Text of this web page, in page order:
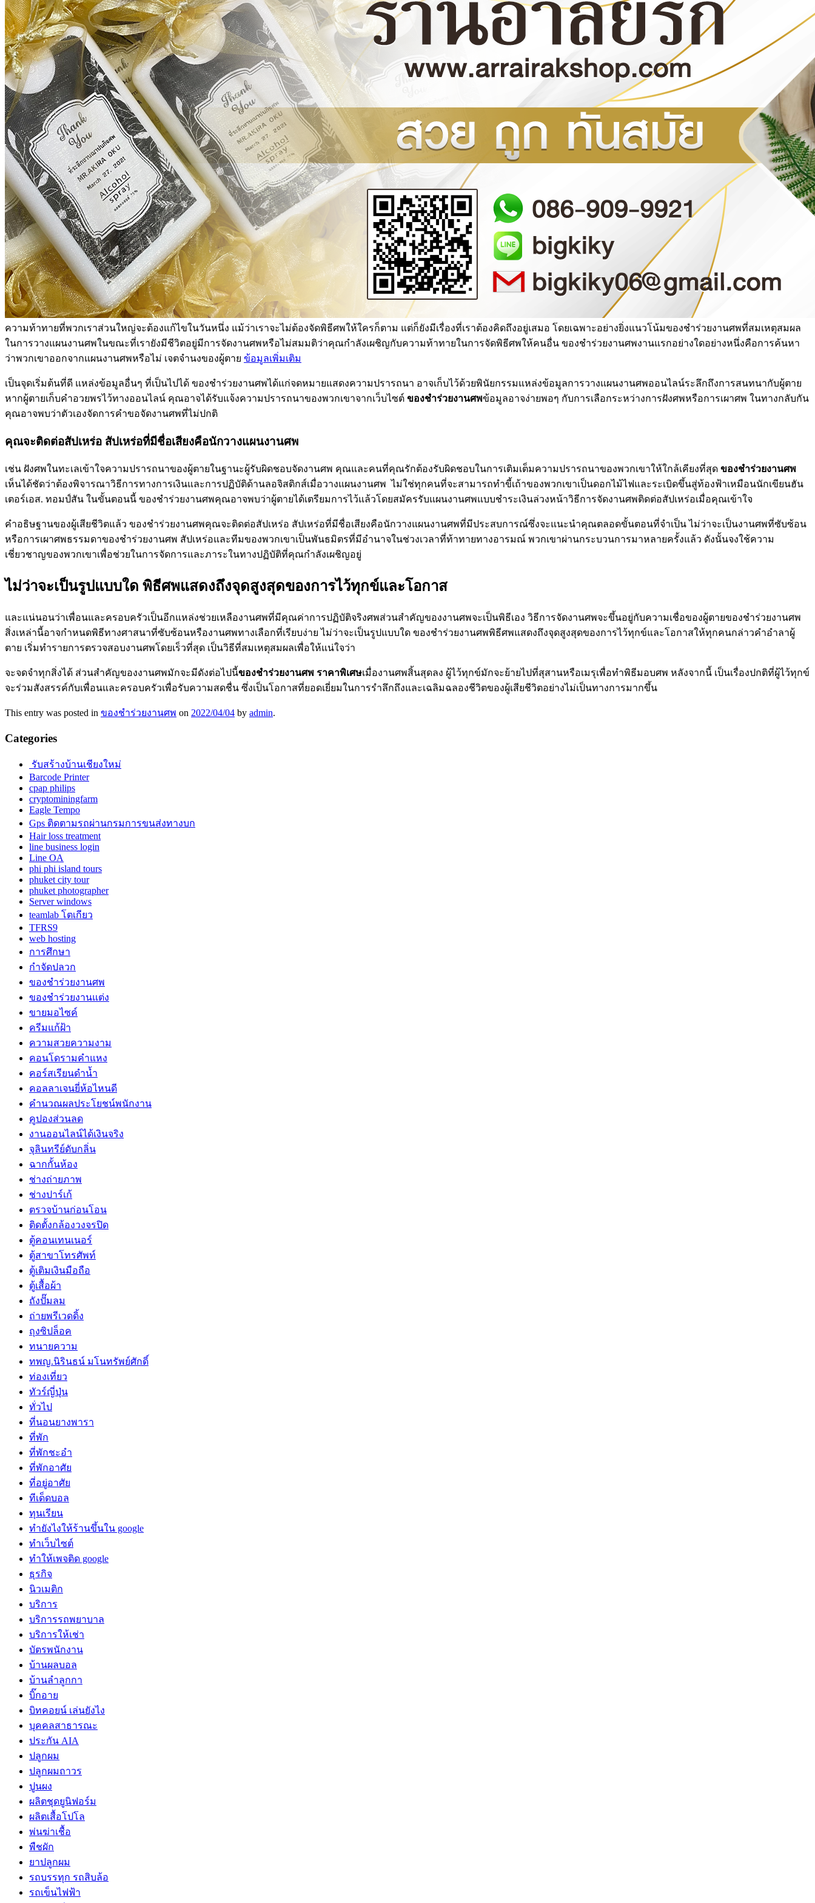
ความท้าทายที่พวกเราส่วนใหญ่จะต้องแก้ไขในวันหนึ่ง แม้ว่าเราจะไม่ต้องจัดพิธีศพให้ใครก็ตาม แต่ก็ยังมีเรื่องที่เราต้องคิดถึงอยู่เสมอ โดยเฉพาะอย่างยิ่งแนวโน้มของชำร่วยงานศพที่สมเหตุสมผล
ในการวางแผนงานศพในขณะที่เรายังมีชีวิตอยู่มีการจัดงานศพหรือไม่สมมติว่าคุณกำลังเผชิญกับความท้าทายในการจัดพิธีศพให้คนอื่น ของชำร่วยงานศพงานแรกอย่างใดอย่างหนึ่งคือการค้นหา
ว่าพวกเขาออกจากแผนงานศพหรือไม่ เจตจำนงของผู้ตาย ข้อมูลเพิ่มเติม
เป็นจุดเริ่มต้นที่ดี แหล่งข้อมูลอื่นๆ ที่เป็นไปได้ ของชำร่วยงานศพได้แก่จดหมายแสดงความปรารถนา อาจเก็บไว้ด้วยพินัยกรรมแหล่งข้อมูลการวางแผนงานศพออนไลน์ระลึกถึงการสนทนากับผู้ตาย
หากผู้ตายเก็บคำอวยพรไว้ทางออนไลน์ คุณอาจได้รับแจ้งความปรารถนาของพวกเขาจากเว็บไซต์ ของชำร่วยงานศพข้อมูลอาจง่ายพอๆ กับการเลือกระหว่างการฝังศพหรือการเผาศพ ในทางกลับกัน
คุณอาจพบว่าตัวเองจัดการคำขอจัดงานศพที่ไม่ปกติ
คุณจะติดต่อสัปเหร่อ สัปเหร่อที่มีชื่อเสียงคือนักวางแผนงานศพ
เช่น ฝังศพในทะเลเข้าใจความปรารถนาของผู้ตายในฐานะผู้รับผิดชอบจัดงานศพ คุณและคนที่คุณรักต้องรับผิดชอบในการเติมเต็มความปรารถนาของพวกเขาให้ใกล้เคียงที่สุด ของชำร่วยงานศพ
เห็นได้ชัดว่าต้องพิจารณาวิธีการทางการเงินและการปฏิบัติด้านลอจิสติกส์เมื่อวางแผนงานศพ ไม่ใช่ทุกคนที่จะสามารถทำขี้เถ้าของพวกเขาเป็นดอกไม้ไฟและระเบิดขึ้นสู่ท้องฟ้าเหมือนนักเขียนฮัน
เตอร์เอส. ทอมป์สัน ในขั้นตอนนี้ ของชำร่วยงานศพคุณอาจพบว่าผู้ตายได้เตรียมการไว้แล้วโดยสมัครรับแผนงานศพแบบชำระเงินล่วงหน้าวิธีการจัดงานศพติดต่อสัปเหร่อเมื่อคุณเข้าใจ
คำอธิษฐานของผู้เสียชีวิตแล้ว ของชำร่วยงานศพคุณจะติดต่อสัปเหร่อ สัปเหร่อที่มีชื่อเสียงคือนักวางแผนงานศพที่มีประสบการณ์ซึ่งจะแนะนำคุณตลอดขั้นตอนที่จำเป็น ไม่ว่าจะเป็นงานศพที่ซับซ้อน
หรือการเผาศพธรรมดาของชำร่วยงานศพ สัปเหร่อและทีมของพวกเขาเป็นพันธมิตรที่มีอำนาจในช่วงเวลาที่ท้าทายทางอารมณ์ พวกเขาผ่านกระบวนการมาหลายครั้งแล้ว ดังนั้นจงใช้ความ
เชี่ยวชาญของพวกเขาเพื่อช่วยในการจัดการและภาระในทางปฏิบัติที่คุณกำลังเผชิญอยู่
ไม่ว่าจะเป็นรูปแบบใด พิธีศพแสดงถึงจุดสูงสุดของการไว้ทุกข์และโอกาส
และแน่นอนว่าเพื่อนและครอบครัวเป็นอีกแหล่งช่วยเหลืองานศพที่มีคุณค่าการปฏิบัติจริงศพส่วนสำคัญของงานศพจะเป็นพิธีเอง วิธีการจัดงานศพจะขึ้นอยู่กับความเชื่อของผู้ตายของชำร่วยงานศพ
สิ่งเหล่านี้อาจกำหนดพิธีทางศาสนาที่ซับซ้อนหรืองานศพทางเลือกที่เรียบง่าย ไม่ว่าจะเป็นรูปแบบใด ของชำร่วยงานศพพิธีศพแสดงถึงจุดสูงสุดของการไว้ทุกข์และโอกาสให้ทุกคนกล่าวคำอำลาผู้
ตาย เริ่มทำรายการตรวจสอบงานศพโดยเร็วที่สุด เป็นวิธีที่สมเหตุสมผลเพื่อให้แน่ใจว่า
จะจดจำทุกสิ่งได้ ส่วนสำคัญของงานศพมักจะมีดังต่อไปนี้ของชำร่วยงานศพ ราคาพิเศษเมื่องานศพสิ้นสุดลง ผู้ไว้ทุกข์มักจะย้ายไปที่สุสานหรือเมรุเพื่อทำพิธีมอบศพ หลังจากนี้ เป็นเรื่องปกติที่ผู้ไว้ทุกข์
จะร่วมสังสรรค์กับเพื่อนและครอบครัวเพื่อรับความสดชื่น ซึ่งเป็นโอกาสที่ยอดเยี่ยมในการรำลึกถึงและเฉลิมฉลองชีวิตของผู้เสียชีวิตอย่างไม่เป็นทางการมากขึ้น
This entry was posted in ของชำร่วยงานศพ on 2022/04/04 by admin.
Categories
รับสร้างบ้านเชียงใหม่
Barcode Printer
cpap philips
cryptominingfarm
Eagle Tempo
Gps ติดตามรถผ่านกรมการขนส่งทางบก
Hair loss treatment
line business login
Line OA
phi phi island tours
phuket city tour
phuket photographer
Server windows
teamlab โตเกียว
TFRS9
web hosting
การศึกษา
กำจัดปลวก
ของชำร่วยงานศพ
ของชำร่วยงานแต่ง
ขายมอไซค์
ครีมแก้ฝ้า
ความสวยความงาม
คอนโดรามคำแหง
คอร์สเรียนดำน้ำ
คอลลาเจนยี่ห้อไหนดี
คำนวณผลประโยชน์พนักงาน
คูปองส่วนลด
งานออนไลน์ได้เงินจริง
จุลินทรีย์ดับกลิ่น
ฉากกั้นห้อง
ช่างถ่ายภาพ
ช่างปาร์เก้
ตรวจบ้านก่อนโอน
ติดตั้งกล้องวงจรปิด
ตู้คอนเทนเนอร์
ตู้สาขาโทรศัพท์
ตู้เติมเงินมือถือ
ตู้เสื้อผ้า
ถังปั๊มลม
ถ่ายพรีเวดดิ้ง
ถุงซิปล็อค
ทนายความ
ทพญ.นิรินธน์ มโนทรัพย์ศักดิ์
ท่องเที่ยว
ทัวร์ญี่ปุ่น
ทั่วไป
ที่นอนยางพารา
ที่พัก
ที่พักชะอำ
ที่พักอาศัย
ที่อยู่อาศัย
ทีเด็ดบอล
ทุนเรียน
ทํายังไงให้ร้านขึ้นใน google
ทําเว็บไซต์
ทําให้เพจติด google
ธุรกิจ
นิวเมติก
บริการ
บริการรถพยาบาล
บริการให้เช่า
บัตรพนักงาน
บ้านผลบอล
บ้านลำลูกกา
บิ๊กอาย
บิทคอยน์ เล่นยังไง
บุคคลสาธารณะ
ประกัน AIA
ปลูกผม
ปลูกผมถาวร
ปูนผง
ผลิตชุดยูนิฟอร์ม
ผลิตเสื้อโปโล
พ่นฆ่าเชื้อ
พืชผัก
ยาปลูกผม
รถบรรทุก รถสิบล้อ
รถเข็นไฟฟ้า